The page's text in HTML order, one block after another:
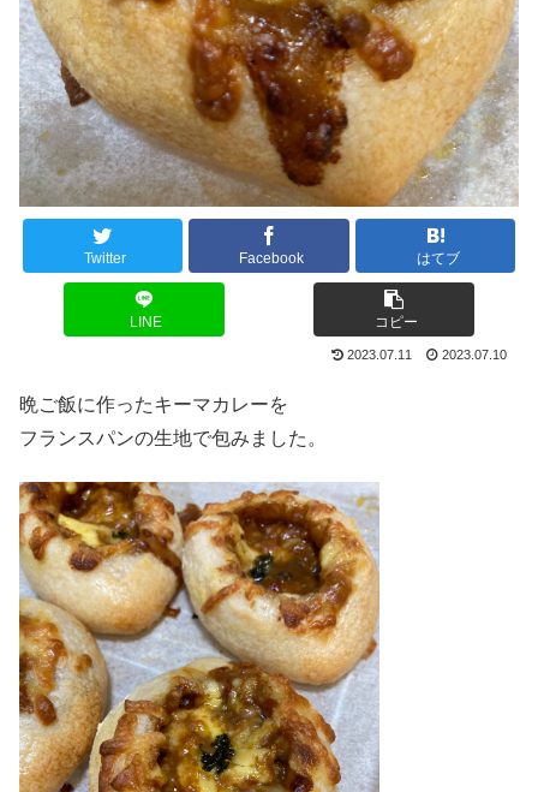
Twitter Facebook はてブ
LINE コピー
2023.07.11 2023.07.10
晩ご飯に作ったキーマカレーを
フランスパンの生地で包みました。